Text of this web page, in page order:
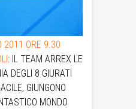
2011 ORE 9.30
: IL TEAM ARREX LE
DEGLI 8 GIURATI
GIUNGONO
MONDO